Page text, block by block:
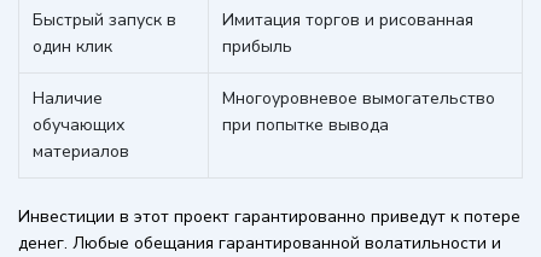
Быстрый запуск в
один клик
Имитация торгов и рисованная
прибыль
Наличие
обучающих
материалов
Многоуровневое вымогательство
при попытке вывода
Инвестиции в этот проект гарантированно приведут к потере
денег. Любые обещания гарантированной волатильности и